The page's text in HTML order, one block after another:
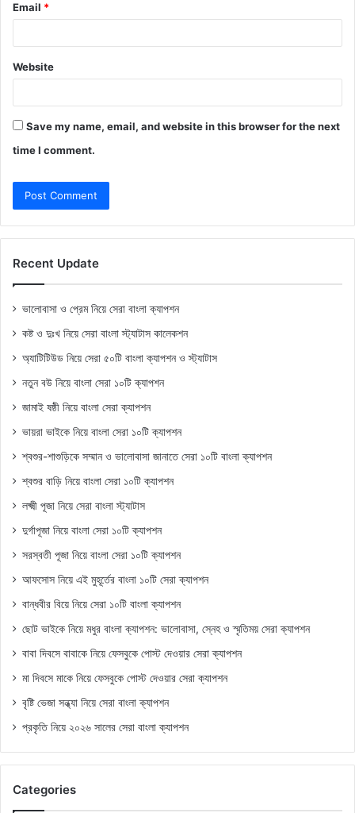
Email *
Website
Save my name, email, and website in this browser for the next
time I comment.
Recent Update
ভালোবাসা ও প্রেম নিয়ে সেরা বাংলা ক্যাপশন
কষ্ট ও দুঃখ নিয়ে সেরা বাংলা স্ট্যাটাস কালেকশন
অ্যাটিটিউড নিয়ে সেরা ৫০টি বাংলা ক্যাপশন ও স্ট্যাটাস
নতুন বউ নিয়ে বাংলা সেরা ১০টি ক্যাপশন
জামাই ষষ্ঠী নিয়ে বাংলা সেরা ক্যাপশন
ভায়রা ভাইকে নিয়ে বাংলা সেরা ১০টি ক্যাপশন
শ্বশুর-শাশুড়িকে সম্মান ও ভালোবাসা জানাতে সেরা ১০টি বাংলা ক্যাপশন
শ্বশুর বাড়ি নিয়ে বাংলা সেরা ১০টি ক্যাপশন
লক্ষ্মী পূজা নিয়ে সেরা বাংলা স্ট্যাটাস
দুর্গাপূজা নিয়ে বাংলা সেরা ১০টি ক্যাপশন
সরস্বতী পূজা নিয়ে বাংলা সেরা ১০টি ক্যাপশন
আফসোস নিয়ে এই মুহূর্তের বাংলা ১০টি সেরা ক্যাপশন
বান্ধবীর বিয়ে নিয়ে সেরা ১০টি বাংলা ক্যাপশন
ছোট ভাইকে নিয়ে মধুর বাংলা ক্যাপশন: ভালোবাসা, স্নেহ ও স্মৃতিময় সেরা ক্যাপশন
বাবা দিবসে বাবাকে নিয়ে ফেসবুকে পোস্ট দেওয়ার সেরা ক্যাপশন
মা দিবসে মাকে নিয়ে ফেসবুকে পোস্ট দেওয়ার সেরা ক্যাপশন
বৃষ্টি ভেজা সন্ধ্যা নিয়ে সেরা বাংলা ক্যাপশন
প্রকৃতি নিয়ে ২০২৬ সালের সেরা বাংলা ক্যাপশন
Categories